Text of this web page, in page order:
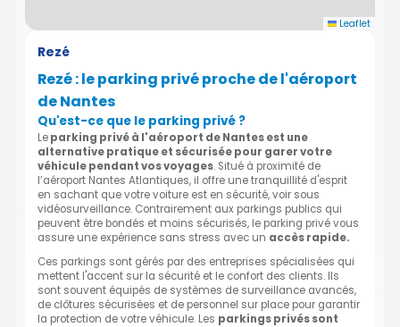
Leaflet
Rezé
Rezé : le parking privé proche de l'aéroport
de Nantes
Qu'est-ce que le parking privé ?
Leparking privé à l'aéroport de Nantes est une
alternative pratique et sécurisée pour garer votre
véhicule pendant vos voyages. Situé à proximité de
l’aéroport Nantes Atlantiques, il offre une tranquillité d'esprit
en sachant que votre voiture est en sécurité, voir sous
vidéosurveillance. Contrairement aux parkings publics qui
peuvent être bondés et moins sécurisés, le parking privé vous
assure une expérience sans stress avec un accès rapide.
Ces parkings sont gérés par des entreprises spécialisées qui
mettent l'accent sur la sécurité et le confort des clients. Ils
sont souvent équipés de systèmes de surveillance avancés,
de clôtures sécurisées et de personnel sur place pour garantir
la protection de votre véhicule. Les parkings privés sont